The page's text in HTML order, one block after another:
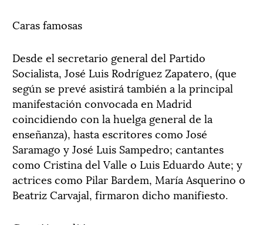
Caras famosas
Desde el secretario general del Partido
Socialista, José Luis Rodríguez Zapatero, (que
según se prevé asistirá también a la principal
manifestación convocada en Madrid
coincidiendo con la huelga general de la
enseñanza), hasta escritores como José
Saramago y José Luis Sampedro; cantantes
como Cristina del Valle o Luis Eduardo Aute; y
actrices como Pilar Bardem, María Asquerino o
Beatriz Carvajal, firmaron dicho manifiesto.